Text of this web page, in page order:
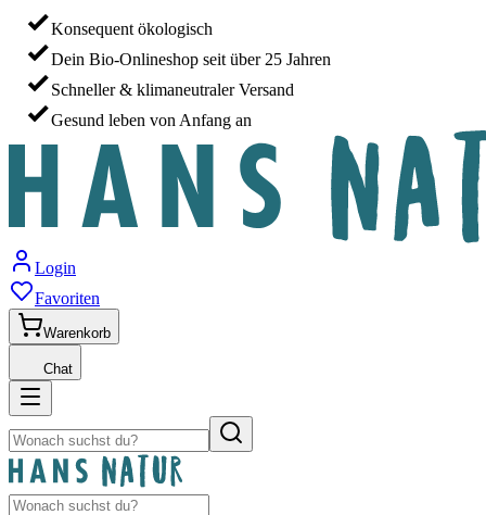
Konsequent ökologisch
Dein Bio-Onlineshop seit über 25 Jahren
Schneller & klimaneutraler Versand
Gesund leben von Anfang an
Login
Favoriten
Warenkorb
Chat